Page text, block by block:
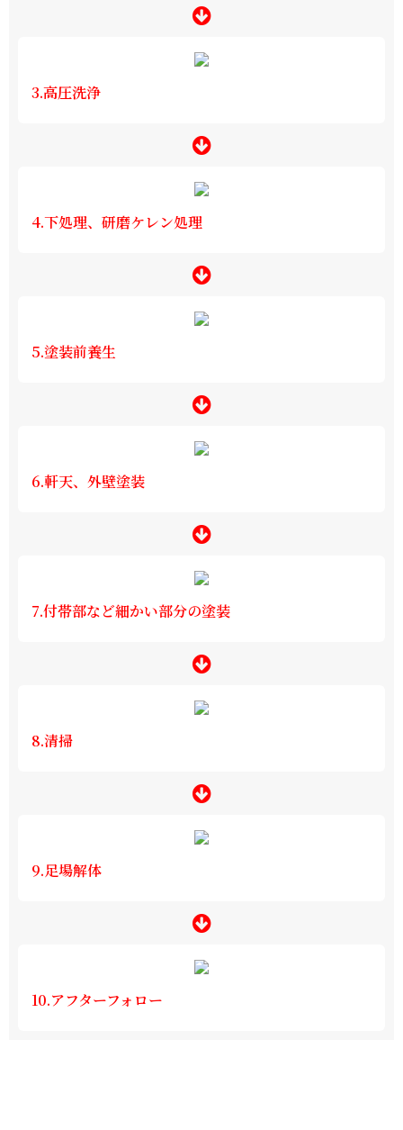
3.高圧洗浄
4.下処理、研磨ケレン処理
5.塗装前養生
6.軒天、外壁塗装
7.付帯部など細かい部分の塗装
8.清掃
9.足場解体
10.アフターフォロー